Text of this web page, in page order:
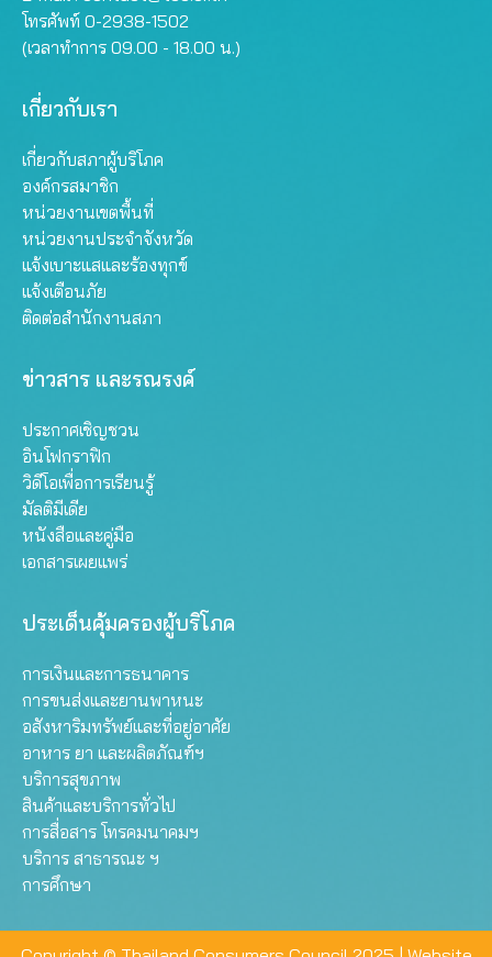
โทรศัพท์ 0-2938-1502
(เวลาทำการ 09.00 - 18.00 น.)
เกี่ยวกับเรา
เกี่ยวกับสภาผู้บริโภค
องค์กรสมาชิก
หน่วยงานเขตพื้นที่
หน่วยงานประจำจังหวัด
แจ้งเบาะแสและร้องทุกข์
แจ้งเตือนภัย
ติดต่อสำนักงานสภา
ข่าวสาร และรณรงค์
ประกาศเชิญชวน
อินโฟกราฟิก
วิดีโอเพื่อการเรียนรู้
มัลติมีเดีย
หนังสือและคู่มือ
เอกสารเผยแพร่
ประเด็นคุ้มครองผู้บริโภค
การเงินและการธนาคาร
การขนส่งและยานพาหนะ
อสังหาริมทรัพย์และที่อยู่อาศัย
อาหาร ยา และผลิตภัณฑ์ฯ
บริการสุขภาพ
สินค้าและบริการทั่วไป
การสื่อสาร โทรคมนาคมฯ
บริการ สาธารณะ ฯ
การศึกษา